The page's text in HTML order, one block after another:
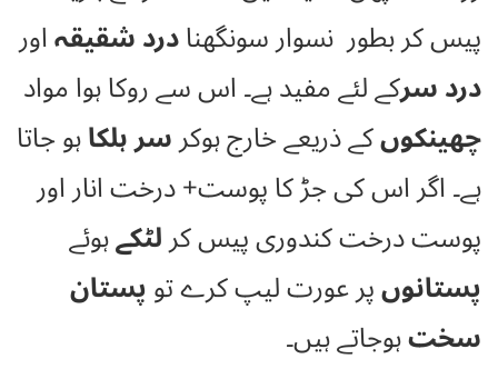
پیس کر بطور نسوار سونگھنادرد شقیقہاور
درد سرکے لئے مفید ہے۔ اس سے روکا ہوا مواد
چھینکوںکے ذریعے خارج ہوکرسر ہلکاہو جاتا
ہے۔ اگر اس کی جڑ کا پوست+ درخت انار اور
پوست درخت کندوری پیس کرلٹکےہوئے
پستانوںپر عورت لیپ کرے توپستان
سختہوجاتے ہیں۔